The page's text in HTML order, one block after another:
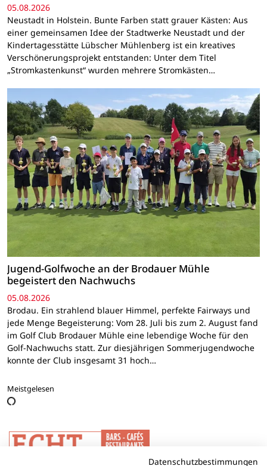
05.08.2026
Neustadt in Holstein. Bunte Farben statt grauer Kästen: Aus
einer gemeinsamen Idee der Stadtwerke Neustadt und der
Kindertagesstätte Lübscher Mühlenberg ist ein kreatives
Verschönerungsprojekt entstanden: Unter dem Titel
„Stromkastenkunst“ wurden mehrere Stromkästen…
Jugend-Golfwoche an der Brodauer Mühle
begeistert den Nachwuchs
05.08.2026
Brodau. Ein strahlend blauer Himmel, perfekte Fairways und
jede Menge Begeisterung: Vom 28. Juli bis zum 2. August fand
im Golf Club Brodauer Mühle eine lebendige Woche für den
Golf-Nachwuchs statt. Zur diesjährigen Sommerjugendwoche
konnte der Club insgesamt 31 hoch…
Meistgelesen
Datenschutzbestimmungen